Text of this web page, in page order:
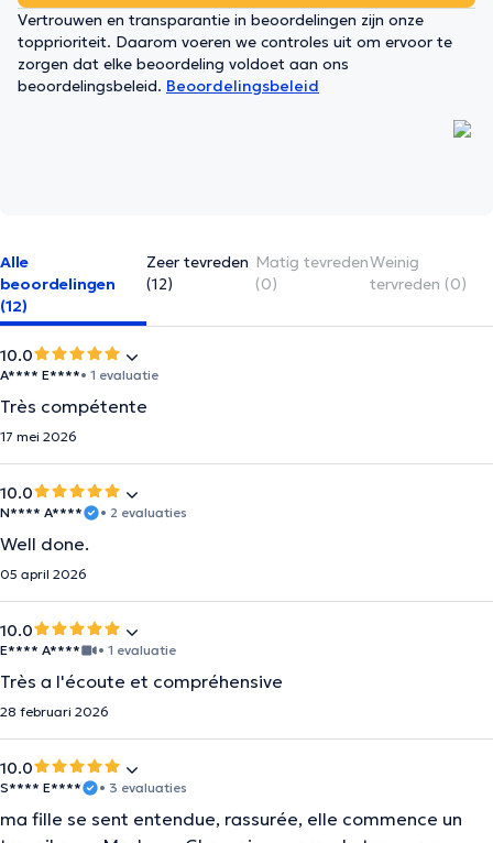
Vertrouwen en transparantie in beoordelingen zijn onze
topprioriteit. Daarom voeren we controles uit om ervoor te
zorgen dat elke beoordeling voldoet aan ons
beoordelingsbeleid. Beoordelingsbeleid
Alle
beoordelingen
(12)
Zeer tevreden
(12)
Matig tevreden
(0)
Weinig
tervreden (0)
10.0
A**** E****• 1 evaluatie
Très compétente
17 mei 2026
10.0
N**** A**** • 2 evaluaties
Well done.
05 april 2026
10.0
E**** A**** • 1 evaluatie
Très a l'écoute et compréhensive
28 februari 2026
10.0
S**** E**** • 3 evaluaties
ma fille se sent entendue, rassurée, elle commence un